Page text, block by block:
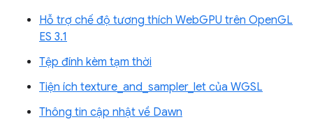
Hỗ trợ chế độ tương thích WebGPU trên OpenGL
ES 3.1
Tệp đính kèm tạm thời
Tiện ích texture_and_sampler_let của WGSL
Thông tin cập nhật về Dawn